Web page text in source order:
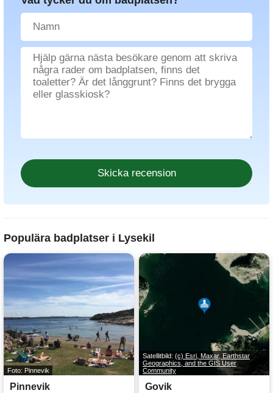
Populära badplatser i Lysekil
Foto: Pinnevik
Pinnevik
Satellitbild: (c) Esri, Maxar, Earthstar
Geographics, and the GIS User
Community
Govik